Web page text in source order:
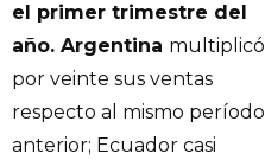
el primer trimestre del
año. Argentina multiplicó
por veinte sus ventas
respecto al mismo período
anterior; Ecuador casi